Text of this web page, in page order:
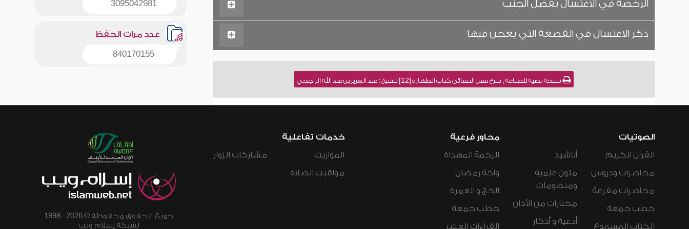
الرخصة في الاغتسال بفضل الجنب
ذكر الاغتسال في القصعة التي يعجن فيها
نسخة نصية للطباعة , شرح سنن النسائي كتاب الطهارة [12] للشيخ : عبد العزيز بن عبد الله الراجحي
3095042981
عدد مرات الحفظ
840170155
الصوتيات
القرآن الكريم
محاضرات ودروس
محاضرات مفرغة
خطب جمعة
الكتاب المسموع
أناشيد
متون علمية
ومنظومات
مختارات من الأذان
أدعية و أذكار
محاور فرعية
الرحمة المهداة
واحة رمضان
الحج و العمرة
خطب جمعة
القراءات العشر
خدمات تفاعلية
المواريث
مواقيت الصلاة
مشاركات الزوار
جميع الحقوق محفوظة © 2026 - 1998
لشبكة إسلام ويب